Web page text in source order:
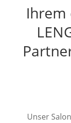
Ihrem
Unser